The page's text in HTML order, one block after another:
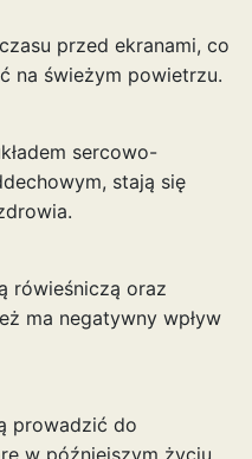
przed ekranami, co
na świeżym powietrzu.
sercowo-
stają się
rówieśniczą oraz
ma negatywny wpływ
prowadzić do
w późniejszym życiu